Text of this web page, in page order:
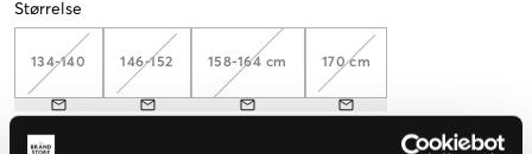
Størrelse
134-140 146-152 158-164 cm 170 cm